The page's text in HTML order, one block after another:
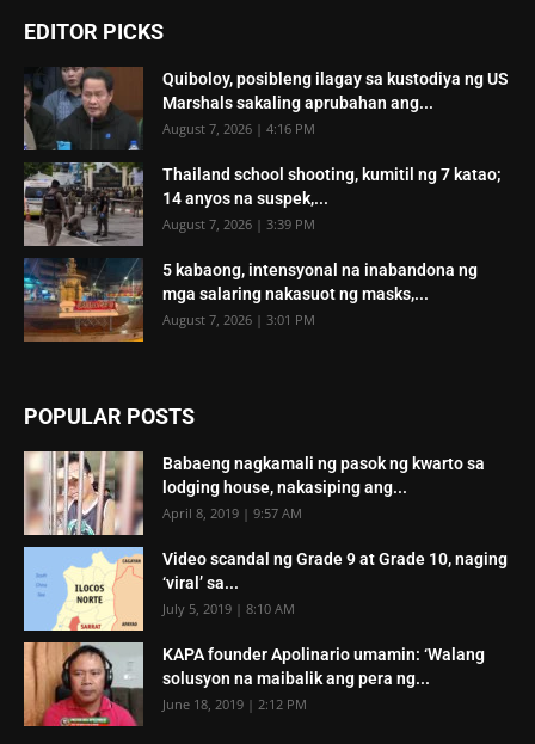
EDITOR PICKS
Quiboloy, posibleng ilagay sa kustodiya ng US
Marshals sakaling aprubahan ang...
August 7, 2026 | 4:16 PM
Thailand school shooting, kumitil ng 7 katao;
14 anyos na suspek,...
August 7, 2026 | 3:39 PM
5 kabaong, intensyonal na inabandona ng
mga salaring nakasuot ng masks,...
August 7, 2026 | 3:01 PM
POPULAR POSTS
Babaeng nagkamali ng pasok ng kwarto sa
lodging house, nakasiping ang...
April 8, 2019 | 9:57 AM
Video scandal ng Grade 9 at Grade 10, naging
‘viral’ sa...
July 5, 2019 | 8:10 AM
KAPA founder Apolinario umamin: ‘Walang
solusyon na maibalik ang pera ng...
June 18, 2019 | 2:12 PM